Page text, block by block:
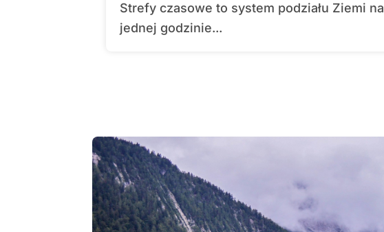
Strefy czasowe to system podziału Ziemi na 24 strefy, z których każda odpowiada
jednej godzinie...